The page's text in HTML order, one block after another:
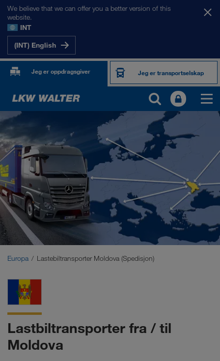
We believe that we can offer you a better version of this
website.
INT
(INT) English
Jeg er oppdragsgiver Jeg er transportselskap
MARKEDENE VÅRE
Europa
Sentral-Asia
Russland
Midtøsten
Europa Lastebiltransporter Moldova (Spedisjon)
Lastbiltransporter fra / til
Moldova